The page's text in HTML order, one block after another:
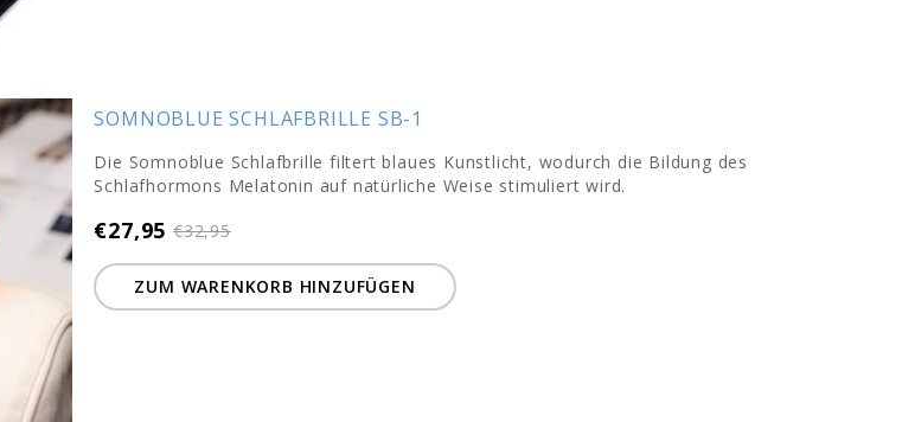
SOMNOBLUE SCHLAFBRILLE SB-1
Die Somnoblue Schlafbrille filtert blaues Kunstlicht, wodurch die Bildung des
Schlafhormons Melatonin auf natürliche Weise stimuliert wird.
€27,95€32,95
ZUM WARENKORB HINZUFÜGEN